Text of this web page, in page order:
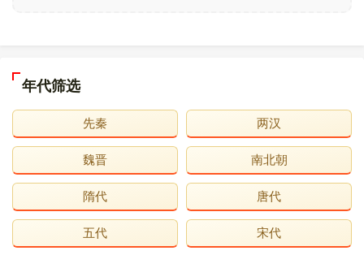
年代筛选
先秦 两汉
魏晋 南北朝
隋代 唐代
五代 宋代